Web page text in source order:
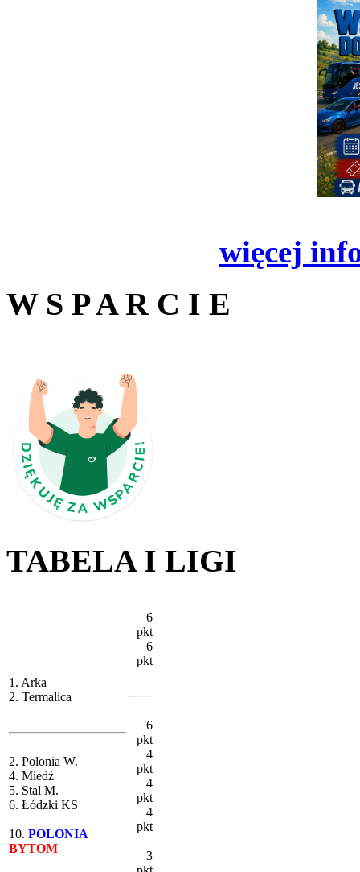
więcej
W S P A R C I E
TABELA I LIGI
1. Arka
2. Termalica
2. Polonia W.
4. Miedź
5. Stal M.
6. Łódzki KS
10. POLONIA
BYTOM
6
pkt
6
pkt
6
pkt
4
pkt
4
pkt
4
pkt
3